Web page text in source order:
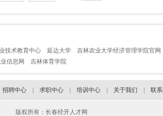
技术教育中心 延边大学 吉林农业大学经济管理学院官网
信息网 吉林体育学院
招聘中心 求职中心 培训中心 关于我们 联
版权所有：长春经开人才网